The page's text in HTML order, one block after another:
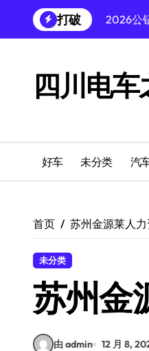
到
打破
2026公
高龄、
辽宁京
从2周到
寻访东
2026年
四川电车
好车 未分类 汽
首页 苏州金源莱人
未分类
苏州金
由 admin 12 月 8,